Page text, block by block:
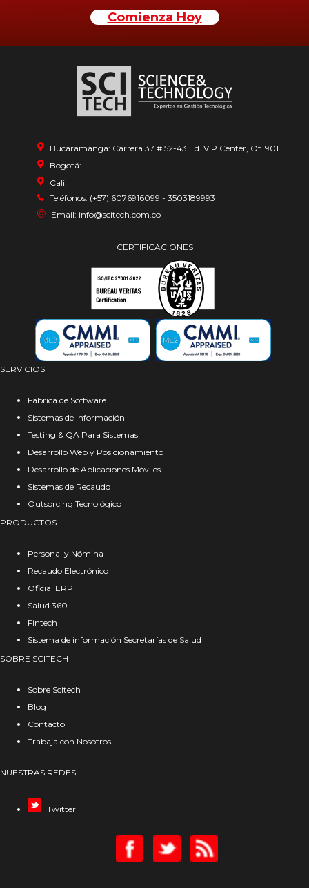
Comienza Hoy
Bucaramanga: Carrera 37 # 52-43 Ed. VIP Center, Of. 901
Bogotá:
Cali:
Teléfonos: (+57) 6076916099 - 3503189993
Email: info@scitech.com.co
CERTIFICACIONES
SERVICIOS
Fabrica de Software
Sistemas de Información
Testing & QA Para Sistemas
Desarrollo Web y Posicionamiento
Desarrollo de Aplicaciones Móviles
Sistemas de Recaudo
Outsorcing Tecnológico
PRODUCTOS
Personal y Nómina
Recaudo Electrónico
Oficial ERP
Salud 360
Fintech
Sistema de información Secretarías de Salud
SOBRE SCITECH
Sobre Scitech
Blog
Contacto
Trabaja con Nosotros
NUESTRAS REDES
Twitter